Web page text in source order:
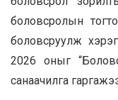
боловсролын
боловсруулж
2026 оныг
санаачилга